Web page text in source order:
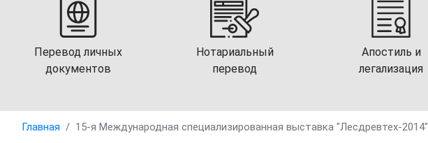
Перевод личных
документов
Нотариальный
перевод
Апостиль и
легализация
Главная 15-я Международная специализированная выставка "Лесдревтех-2014"